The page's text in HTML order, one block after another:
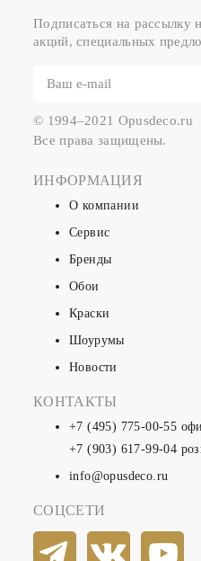
Подписаться на рассылку
акций, специальных
© 1994–2021 Opusdeco.ru
Все права защищены.
ИНФОРМАЦИЯ
О компании
Сервис
Бренды
Обои
Краски
Шоурумы
Новости
КОНТАКТЫ
+7 (495) 775-00-55
+7 (903) 617-99-04
info@opusdeco.ru
СОЦСЕТИ